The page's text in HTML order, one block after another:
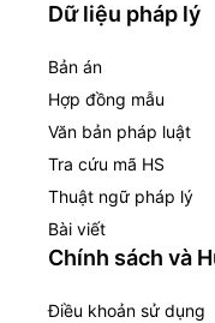
Dữ liệu pháp lý
Bản án
Hợp đồng mẫu
Văn bản pháp luật
Tra cứu mã HS
Thuật ngữ pháp lý
Bài viết
Chính sách và
Điều khoản sử dụng